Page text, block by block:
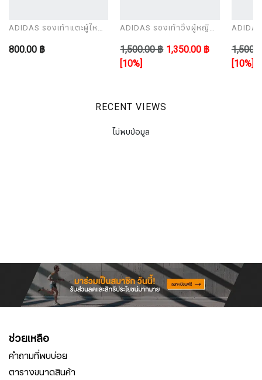
ADIDAS รองเท้าแตะผู้ใหญ่
800.00 ฿
ADIDAS รองเท้าวิ่งผู้หญิง
1,500.00 ฿ 1,350.00 ฿
[10%]
[10%]
RECENT VIEWS
ไม่พบข้อมูล
ช่วยเหลือ
คำถามที่พบบ่อย
ตารางขนาดสินค้า